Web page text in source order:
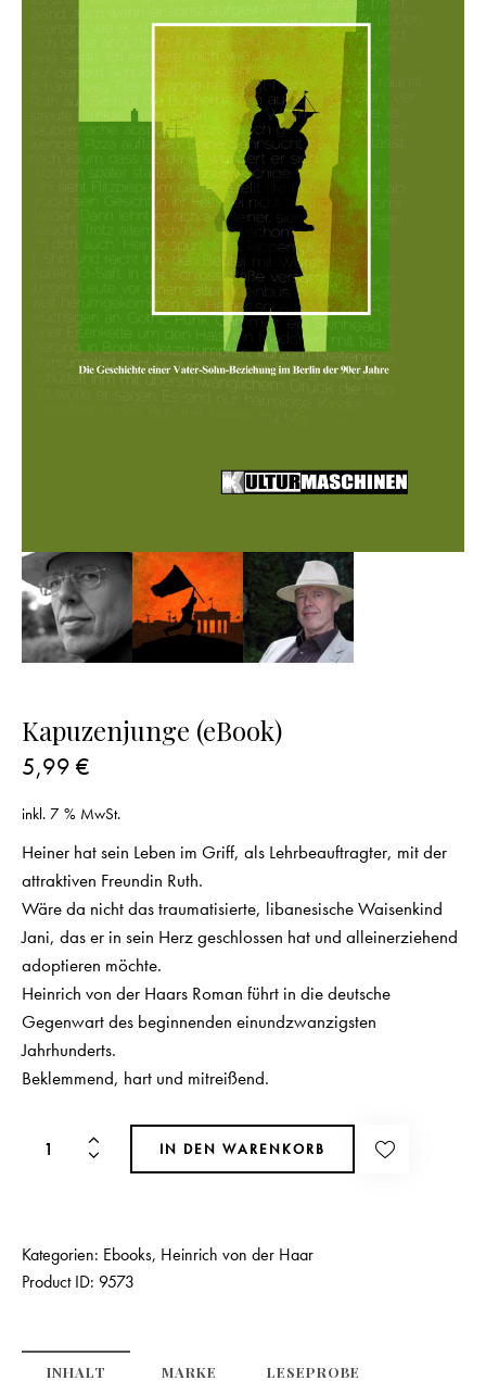
Kapuzenjunge (eBook)
5,99 €
inkl. 7 % MwSt.
Heiner hat sein Leben im Griff, als Lehrbeauftragter, mit der
attraktiven Freundin Ruth.
Wäre da nicht das traumatisierte, libanesische Waisenkind
Jani, das er in sein Herz geschlossen hat und alleinerziehend
adoptieren möchte.
Heinrich von der Haars Roman führt in die deutsche
Gegenwart des beginnenden einundzwanzigsten
Jahrhunderts.
Beklemmend, hart und mitreißend.
IN DEN WARENKORB
Kategorien: Ebooks, Heinrich von der Haar
Product ID: 9573
INHALT MARKE LESEPROBE